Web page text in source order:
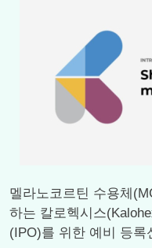
멜라노코르틴 수용체
하는 칼로헥시스
(IPO)를 위한 예비 등록